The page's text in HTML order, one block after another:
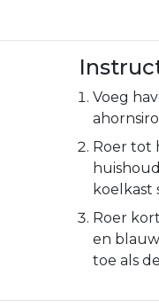
Voeg
Roer tot
koelkast
Roer
en
toe als